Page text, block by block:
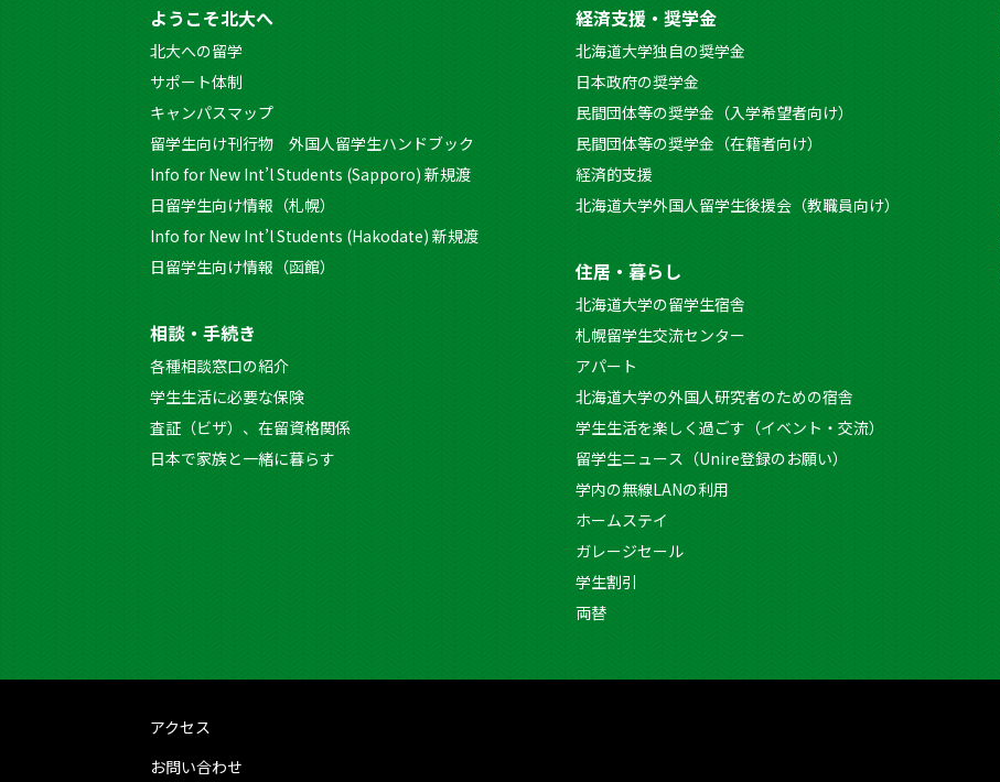
ようこそ北大へ
北大への留学
サポート体制
キャンパスマップ
留学生向け刊行物 外国人留学生ハンドブック
Info for New Int’l Students (Sapporo) 新規渡
日留学生向け情報（札幌）
Info for New Int’l Students (Hakodate) 新規渡
日留学生向け情報（函館）
相談・手続き
各種相談窓口の紹介
学生生活に必要な保険
査証（ビザ）、在留資格関係
日本で家族と一緒に暮らす
経済支援・奨学金
北海道大学独自の奨学金
日本政府の奨学金
民間団体等の奨学金（入学希望者向け）
民間団体等の奨学金（在籍者向け）
経済的支援
北海道大学外国人留学生後援会（教職員向け）
住居・暮らし
北海道大学の留学生宿舎
札幌留学生交流センター
アパート
北海道大学の外国人研究者のための宿舎
学生生活を楽しく過ごす（イベント・交流）
留学生ニュース（Unire登録のお願い）
学内の無線LANの利用
ホームステイ
ガレージセール
学生割引
両替
アクセス
お問い合わせ